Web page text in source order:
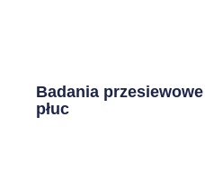
Badania
płuc